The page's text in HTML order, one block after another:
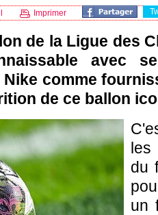
Imprimer
de la Ligue des
avec
comme
de ce ballon
les
du
un